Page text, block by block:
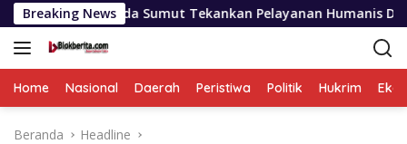
Langsung
ke
konten
Breaking News
Sumut Tekankan Pelayanan Humanis Dan Penambahan
Home Nasional Daerah Peristiwa Politik Hukrim
Beranda Headline